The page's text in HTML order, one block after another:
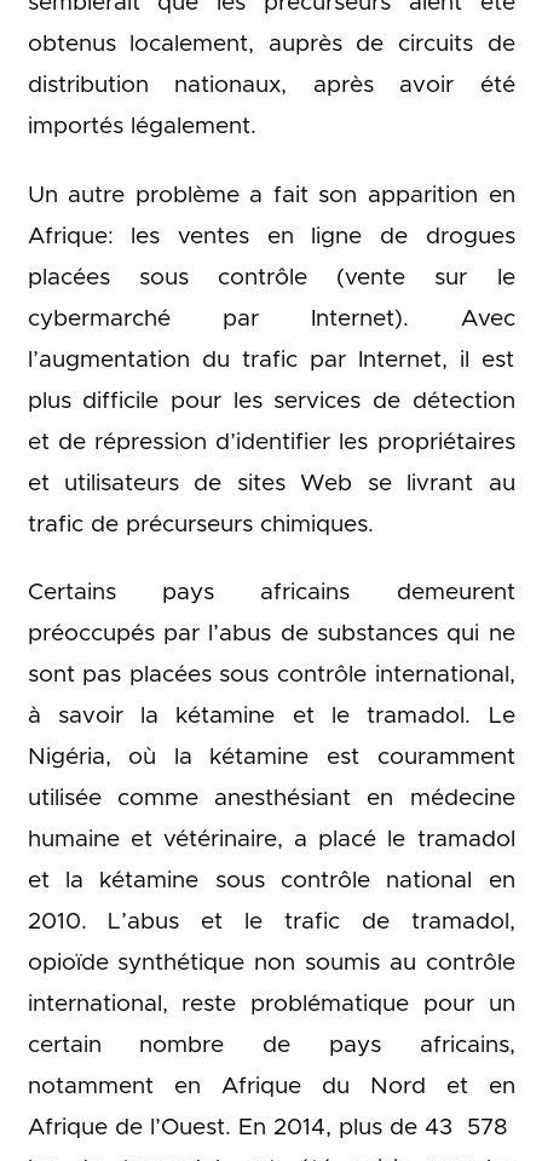
obtenus localement, auprès de circuits de
distribution nationaux, après avoir été
importés légalement.
Un autre problème a fait son apparition en
Afrique: les ventes en ligne de drogues
placées sous contrôle (vente sur le
cybermarché par Internet). Avec
l’augmentation du trafic par Internet, il est
plus difficile pour les services de détection
et de répression d’identifier les propriétaires
et utilisateurs de sites Web se livrant au
trafic de précurseurs chimiques.
Certains pays africains demeurent
préoccupés par l’abus de substances qui ne
sont pas placées sous contrôle international,
à savoir la kétamine et le tramadol. Le
Nigéria, où la kétamine est couramment
utilisée comme anesthésiant en médecine
humaine et vétérinaire, a placé le tramadol
et la kétamine sous contrôle national en
2010. L’abus et le trafic de tramadol,
opioïde synthétique non soumis au contrôle
international, reste problématique pour un
certain nombre de pays africains,
notamment en Afrique du Nord et en
Afrique de l’Ouest. En 2014, plus de 43 578